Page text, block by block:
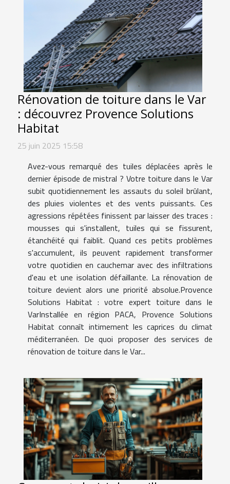
Rénovation de toiture dans le Var
: découvrez Provence Solutions
Habitat
25 juin 2025 15:58
Avez-vous remarqué des tuiles déplacées après le
dernier épisode de mistral ? Votre toiture dans le Var
subit quotidiennement les assauts du soleil brûlant,
des pluies violentes et des vents puissants. Ces
agressions répétées finissent par laisser des traces :
mousses qui s'installent, tuiles qui se fissurent,
étanchéité qui faiblit. Quand ces petits problèmes
s'accumulent, ils peuvent rapidement transformer
votre quotidien en cauchemar avec des infiltrations
d'eau et une isolation défaillante. La rénovation de
toiture devient alors une priorité absolue.Provence
Solutions Habitat : votre expert toiture dans le
VarInstallée en région PACA, Provence Solutions
Habitat connaît intimement les caprices du climat
méditerranéen. De quoi proposer des services de
rénovation de toiture dans le Var...